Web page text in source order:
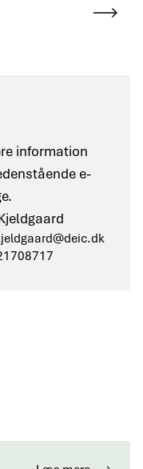
information
e-